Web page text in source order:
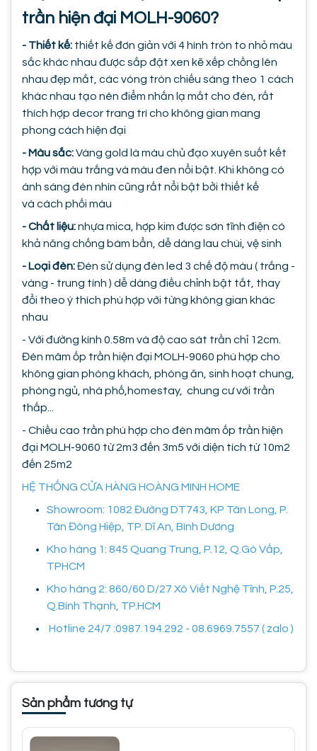
trần hiện đại MOLH-9060?
- Thiết kế: thiết kế đơn giản với 4 hình tròn to nhỏ màu
sắc khác nhau được sắp đặt xen kẽ xếp chồng lên
nhau đẹp mắt, các vòng tròn chiếu sáng theo 1 cách
khác nhau tạo nên điểm nhấn lạ mắt cho đèn, rất
thích hợp decor trang trí cho không gian mang
phong cách hiện đại
- Màu sắc:Vàng gold là màu chủ đạo xuyên suốt kết
hợp với màu trắng và màu đen nổi bật. Khi không có
ánh sáng đèn nhìn cũng rất nổi bật bởi thiết kế
và cách phối màu
- Chất liệu:nhựa mica, hợp kim được sơn tĩnh điện có
khả năng chống bám bẩn, dễ dàng lau chùi, vệ sinh
- Loại đèn:Đèn sử dụng đèn led 3 chế độ màu ( trắng -
vàng - trung tính ) dễ dàng điều chỉnh bật tắt, thay
đổi theo ý thích phù hợp với từng không gian khác
nhau
- Với đường kính 0.58m và độ cao sát trần chỉ 12cm.
Đèn mâm ốp trần hiện đại MOLH-9060 phù hợp cho
không gian phòng khách, phòng ăn, sinh hoạt chung,
phòng ngủ, nhà phố,homestay, chung cư với trần
thấp...
- Chiều cao trần phù hợp cho đèn mâm ốp trần hiện
đại MOLH-9060 từ 2m3 đến 3m5 với diện tích từ 10m2
đến 25m2
HỆ THỐNG CỬA HÀNG HOÀNG MINH HOME
Showroom: 1082 Đường DT743, KP Tân Long, P.
Tân Đông Hiệp, TP. Dĩ An, Bình Dương
Kho hàng 1: 845 Quang Trung, P.12, Q.Gò Vấp,
TPHCM
Kho hàng 2: 860/60 D/27 Xô Viết Nghệ Tĩnh, P.25,
Q.Bình Thạnh, TP.HCM
Hotline 24/7 :0987.194.292 - 08.6969.7557 ( zalo )
Sản phẩm tương tự